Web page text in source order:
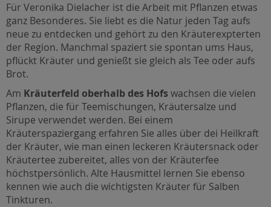
Für Veronika Dielacher ist die Arbeit mit Pflanzen etwas
ganz Besonderes. Sie liebt es die Natur jeden Tag aufs
neue zu entdecken und gehört zu den Kräuterexpterten
der Region. Manchmal spaziert sie spontan ums Haus,
pflückt Kräuter und genießt sie gleich als Tee oder aufs
Brot.
Am Kräuterfeld oberhalb des Hofswachsen die vielen
Pflanzen, die für Teemischungen, Kräutersalze und
Sirupe verwendet werden. Bei einem
Kräuterspaziergang erfahren Sie alles über dei Heilkraft
der Kräuter, wie man einen leckeren Kräutersnack oder
Kräutertee zubereitet, alles von der Kräuterfee
höchstpersönlich. Alte Hausmittel lernen Sie ebenso
kennen wie auch die wichtigsten Kräuter für Salben
Tinkturen.